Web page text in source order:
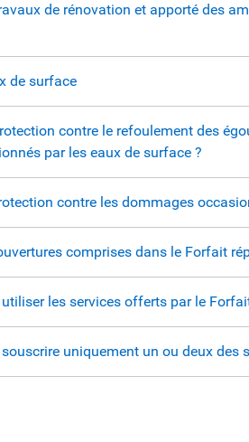
de rénovation et apporté des
de surface
contre le refoulement des
par les eaux de surface ?
contre les dommages
comprises dans le Forfait
les services offerts par le
souscrire uniquement un ou deux